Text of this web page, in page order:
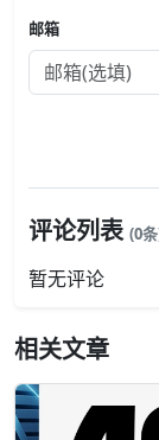
邮箱
评论列表 (0
暂无评论
相关文章